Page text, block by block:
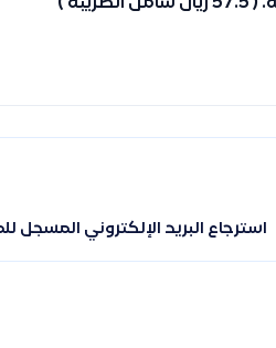
تسجيل الدخول
استرجاع البريد الإلكتروني